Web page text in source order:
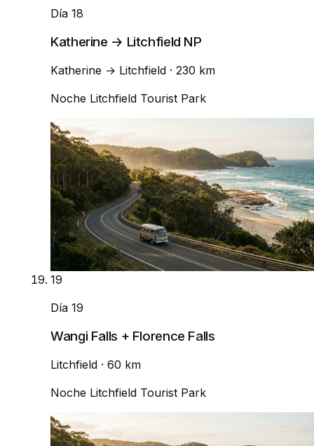
Día 18
Katherine → Litchfield NP
Katherine → Litchfield · 230 km
Noche Litchfield Tourist Park
19
Día 19
Wangi Falls + Florence Falls
Litchfield · 60 km
Noche Litchfield Tourist Park